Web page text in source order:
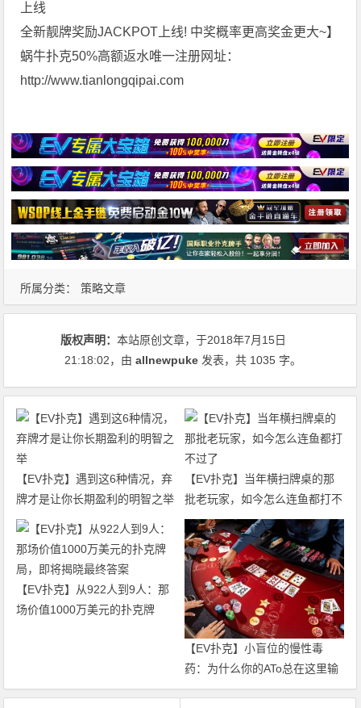
上线
全新靓牌奖励JACKPOT上线! 中奖概率更高奖金更大~】
蜗牛扑克50%高额返水唯一注册网址：
http://www.tianlongqipai.com
所属分类： 策略文章
版权声明：本站原创文章，于2018年7月15日
21:18:02，由allnewpuke 发表，共 1035 字。
【EV扑克】遇到这6种情况，弃
牌才是让你长期盈利的明智之举
【EV扑克】当年横扫牌桌的那
批老玩家，如今怎么连鱼都打不
过了
【EV扑克】从922人到9人：那
场价值1000万美元的扑克牌
【EV扑克】小盲位的慢性毒
药：为什么你的ATo总在这里输
钱？